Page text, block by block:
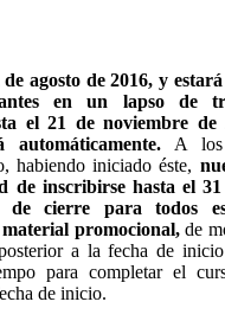
agosto de 2016, y
en un lapso de
el 21 de noviembre
A los
habiendo iniciado éste,
de inscribirse hasta el
de cierre para todos
material promocional,de
a la fecha de inicio
para completar el
de inicio.